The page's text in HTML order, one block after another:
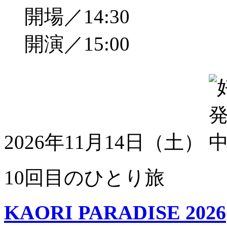
開場／14:30
開演／15:00
2026年11月14日（土）
10回目のひとり旅
KAORI PARADISE 2026